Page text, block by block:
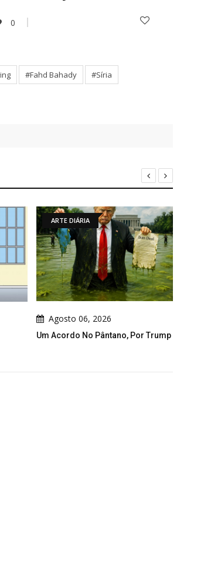
0
#Fahd Bahady
#Sí­ria
Pântano, Por Trump
NOTÍCIAS
Agosto 06, 2026
Site Oficial De Cau Gomez